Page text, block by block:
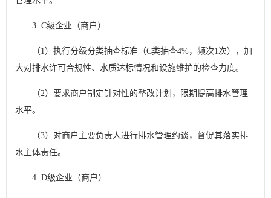
3. C级企业（商户）
（1）执行分级分类抽查标准（C类抽查4%，频次1次），加
大对排水许可合规性、水质达标情况和设施维护的检查力度。
（2）要求商户制定针对性的整改计划，限期提高排水管理
水平。
（3）对商户主要负责人进行排水管理约谈，督促其落实排
水主体责任。
4. D级企业（商户）